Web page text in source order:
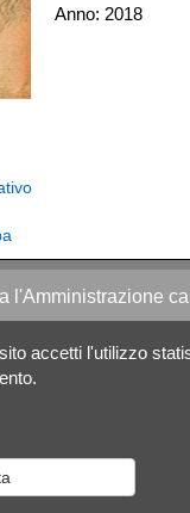
accetti l'utilizzo
Anno: 2018
l'Amministrazione
desktop